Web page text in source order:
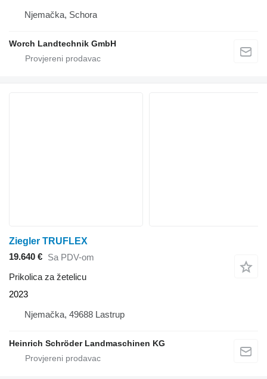
Njemačka, Schora
Worch Landtechnik GmbH
Ziegler TRUFLEX
19.640 € Sa PDV-om
Prikolica za žetelicu
2023
Njemačka, 49688 Lastrup
Heinrich Schröder Landmaschinen KG